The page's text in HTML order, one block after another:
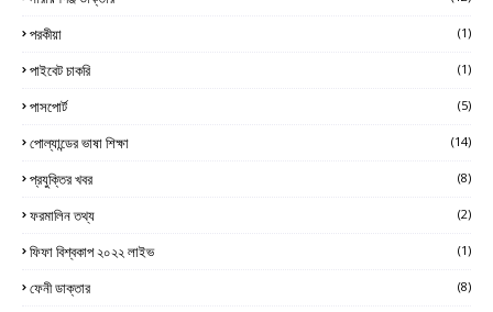
পরকীয়া (1)
পাইবেট চাকরি (1)
পাসপোর্ট (5)
পোল্যান্ডের ভাষা শিক্ষা (14)
প্রযুক্তির খবর (8)
ফরমালিন তথ্য (2)
ফিফা বিশ্বকাপ ২০২২ লাইভ (1)
ফেনী ডাক্তার (8)